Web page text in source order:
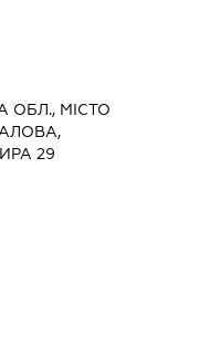
ОБЛ., МІСТО
29